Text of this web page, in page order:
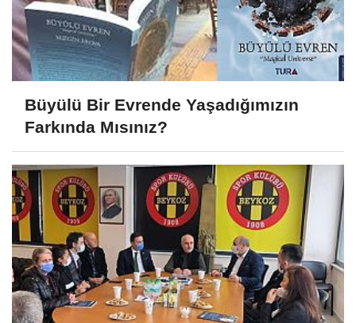
Büyülü Bir Evrende Yaşadığımızın
Farkında Mısınız?